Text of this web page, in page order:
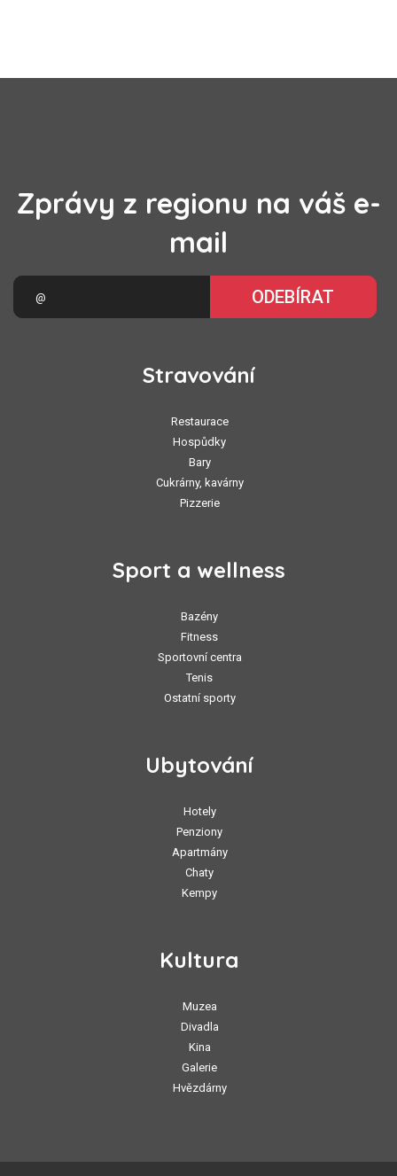
Zprávy z regionu na váš e-
mail
ODEBÍRAT
Stravování
Restaurace
Hospůdky
Bary
Cukrárny, kavárny
Pizzerie
Sport a wellness
Bazény
Fitness
Sportovní centra
Tenis
Ostatní sporty
Ubytování
Hotely
Penziony
Apartmány
Chaty
Kempy
Kultura
Muzea
Divadla
Kina
Galerie
Hvězdárny